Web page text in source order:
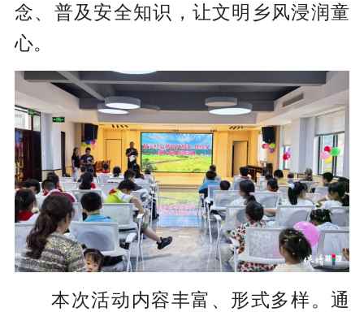
念、普及安全知识，让文明乡风浸润童
心。
本次活动内容丰富、形式多样。通